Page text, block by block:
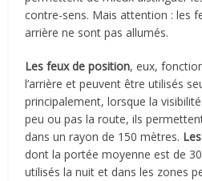
contre-sens. Mais attention : les
arrière ne sont pas allumés.
Les feux de position, eux,
l’arrière et peuvent être utilisés
principalement, lorsque la
peu ou pas la route, ils
dans un rayon de 150 mètres.
dont la portée moyenne est de
utilisés la nuit et dans les zones